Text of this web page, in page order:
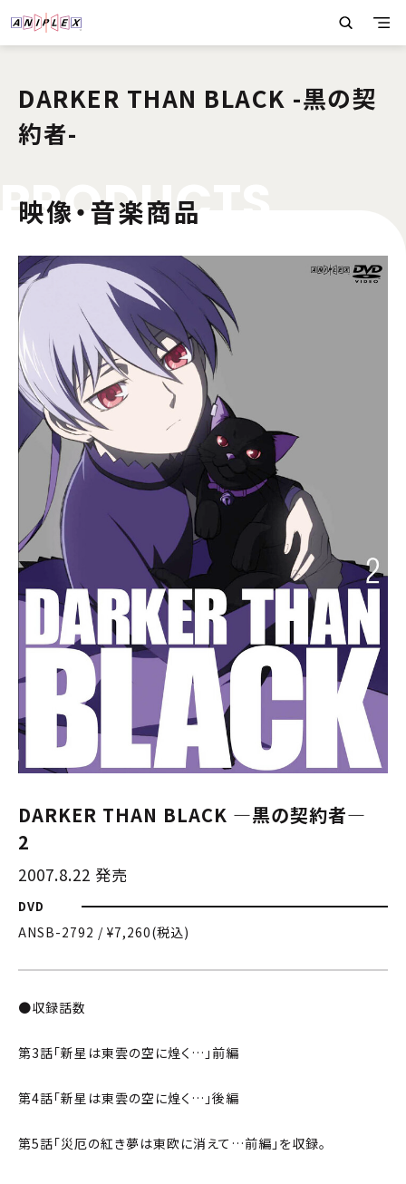
DARKER THAN BLACK -黒の契
約者-
PRODUC
映像・音楽商品
DARKER THAN BLACK —黒の契約者—
2
2007.8.22 発売
DVD
ANSB-2792 / ¥7,260(税込)
●収録話数
第3話「新星は東雲の空に煌く…」前編
第4話「新星は東雲の空に煌く…」後編
第5話「災厄の紅き夢は東欧に消えて…前編」を収録。